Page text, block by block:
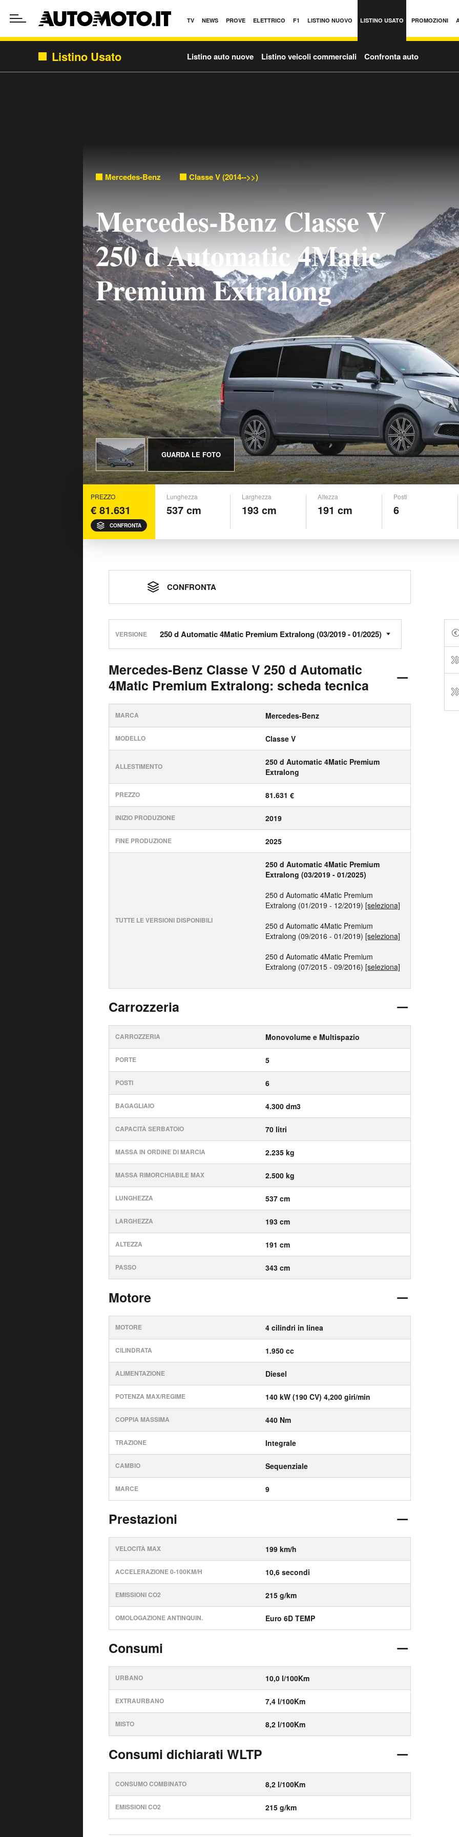
TV NEWS PROVE ELETTRICO F1 LISTINO NUOVO LISTINO USATO PROMOZIONI
Listino Usato Listino auto nuove Listino veicoli commerciali Confronta auto
Mercedes-Benz Classe V (2014-->>)
Mercedes-Benz Classe V
250 d Automatic 4Matic
Premium Extralong
GUARDA LE FOTO
PREZZO
€ 81.631
CONFRONTA
Lunghezza
537 cm
Larghezza
193 cm
Altezza
191 cm
Posti
6
CONFRONTA
VERSIONE
Mercedes-Benz Classe V 250 d Automatic
4Matic Premium Extralong: scheda tecnica
MARCA Mercedes-Benz
MODELLO Classe V
ALLESTIMENTO
250 d Automatic 4Matic Premium
Extralong
PREZZO 81.631 €
INIZIO PRODUZIONE 2019
FINE PRODUZIONE 2025
TUTTE LE VERSIONI DISPONIBILI
250 d Automatic 4Matic Premium
Extralong (03/2019 - 01/2025)
250 d Automatic 4Matic Premium
Extralong (01/2019 - 12/2019) [seleziona]
250 d Automatic 4Matic Premium
Extralong (09/2016 - 01/2019) [seleziona]
250 d Automatic 4Matic Premium
Extralong (07/2015 - 09/2016) [seleziona]
Carrozzeria
CARROZZERIA Monovolume e Multispazio
PORTE 5
POSTI 6
BAGAGLIAIO 4.300 dm3
CAPACITÀ SERBATOIO 70 litri
MASSA IN ORDINE DI MARCIA 2.235 kg
MASSA RIMORCHIABILE MAX 2.500 kg
LUNGHEZZA 537 cm
LARGHEZZA 193 cm
ALTEZZA 191 cm
PASSO 343 cm
Motore
MOTORE 4 cilindri in linea
CILINDRATA 1.950 cc
ALIMENTAZIONE Diesel
POTENZA MAX/REGIME 140 kW (190 CV) 4,200 giri/min
COPPIA MASSIMA 440 Nm
TRAZIONE Integrale
CAMBIO Sequenziale
MARCE 9
Prestazioni
VELOCITÀ MAX 199 km/h
ACCELERAZIONE 0-100KM/H 10,6 secondi
EMISSIONI CO2 215 g/km
OMOLOGAZIONE ANTINQUIN. Euro 6D TEMP
Consumi
URBANO 10,0 l/100Km
EXTRAURBANO 7,4 l/100Km
MISTO 8,2 l/100Km
Consumi dichiarati WLTP
CONSUMO COMBINATO 8,2 l/100Km
EMISSIONI CO2 215 g/km